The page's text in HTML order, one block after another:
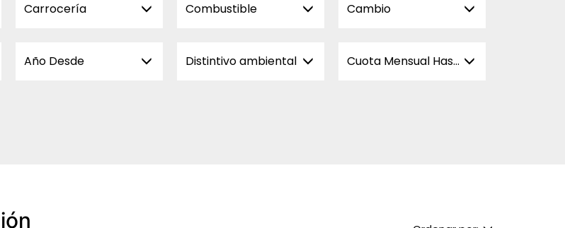
Carrocería Combustible Cambio
Año Desde Distintivo ambiental Cuota Mensual Hasta